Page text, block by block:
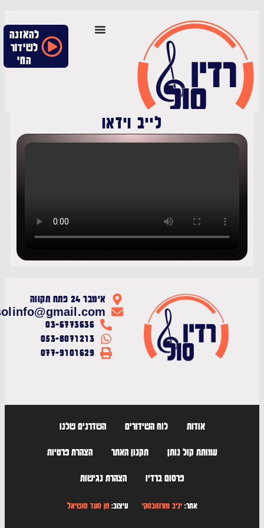
להאזנה
לשידור
החי
לייב וידאו
אימבר 24 פתח תקווה
radiosolinfo@gmail.com
03-6773636
053-8071213
077-9101629
לוח השידורים השדרנים שלנו
עמותת קול נותן תקנון האתר הצהרת פרטיות
פרסום ברדיו הצהרת נגישות
יניב מורוזובסקיעיצוב:חן סעד סושיאל